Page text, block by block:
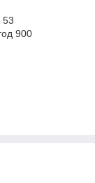
53
900